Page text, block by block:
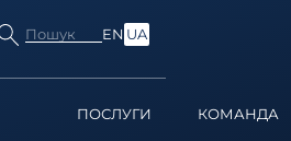
Пошук EN UA
ПОСЛУГИ КОМАНДА